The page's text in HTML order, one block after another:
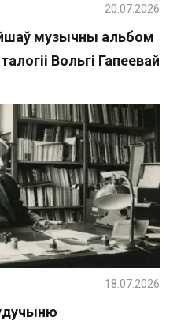
музычны альбом
Вольгі Гапеевай
20.07.2026
18.07.2026